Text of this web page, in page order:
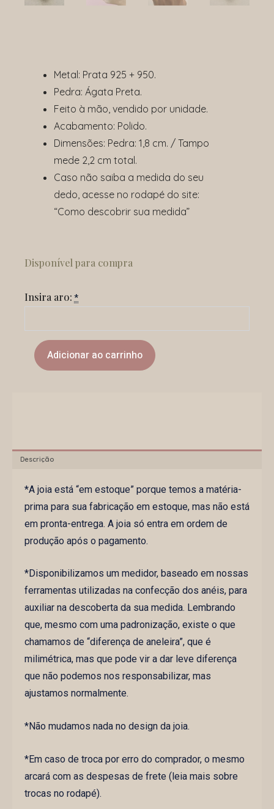
Metal: Prata 925 + 950.
Pedra: Ágata Preta.
Feito à mão, vendido por unidade.
Acabamento: Polido.
Dimensões: Pedra: 1,8 cm. / Tampo
mede 2,2 cm total.
Caso não saiba a medida do seu
dedo, acesse no rodapé do site:
“Como descobrir sua medida”
Disponível para compra
Insira aro: *
Back
quantidade
Adicionar ao carrinho
Descrição
*A joia está “em estoque” porque temos a matéria-
prima para sua fabricação em estoque, mas não está
em pronta-entrega. A joia só entra em ordem de
produção após o pagamento.
*Disponibilizamos um medidor, baseado em nossas
ferramentas utilizadas na confecção dos anéis, para
auxiliar na descoberta da sua medida. Lembrando
que, mesmo com uma padronização, existe o que
chamamos de “diferença de aneleira”, que é
milimétrica, mas que pode vir a dar leve diferença
que não podemos nos responsabilizar, mas
ajustamos normalmente.
*Não mudamos nada no design da joia.
*Em caso de troca por erro do comprador, o mesmo
arcará com as despesas de frete (leia mais sobre
trocas no rodapé).